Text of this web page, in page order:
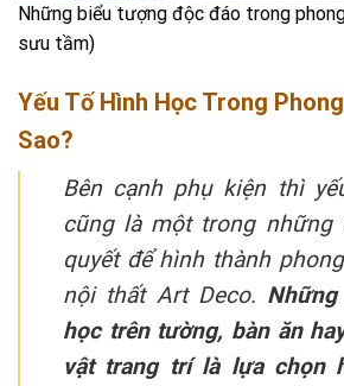
Những biểu tượng độc đáo trong
sưu tầm)
Yếu Tố Hình Học Trong
Sao?
Bên cạnh phụ kiện thì
cũng là một trong những
quyết để hình thành
nội thất Art Deco.
học trên tường, bàn ăn
vật trang trí là lựa chọn